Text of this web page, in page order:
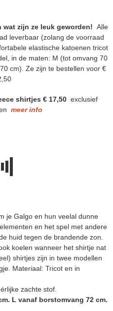
wat zijn ze leuk geworden! Alle
leverbaar (zolang de voorraad
elastische katoenen tricot
in de maten: M (tot omvang 70
cm). Ze zijn te bestellen voor €
shirtjes € 17,50 exclusief
meer info
je Galgo en hun veelal dunne
en het spel met andere
huid tegen de brandende zon.
koelen wanneer het shirtje nat
shirtjes zijn in twee modellen
Materiaal: Tricot en in
zachte stof.
L vanaf borstomvang 72 cm.